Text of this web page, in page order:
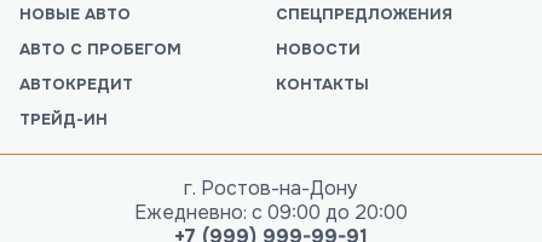
НОВЫЕ АВТО
АВТО С ПРОБЕГОМ
АВТОКРЕДИТ
ТРЕЙД-ИН
СПЕЦПРЕДЛОЖЕНИЯ
НОВОСТИ
КОНТАКТЫ
г. Ростов-на-Дону
Ежедневно: с 09:00 до 20:00
+7 (999) 999-99-91